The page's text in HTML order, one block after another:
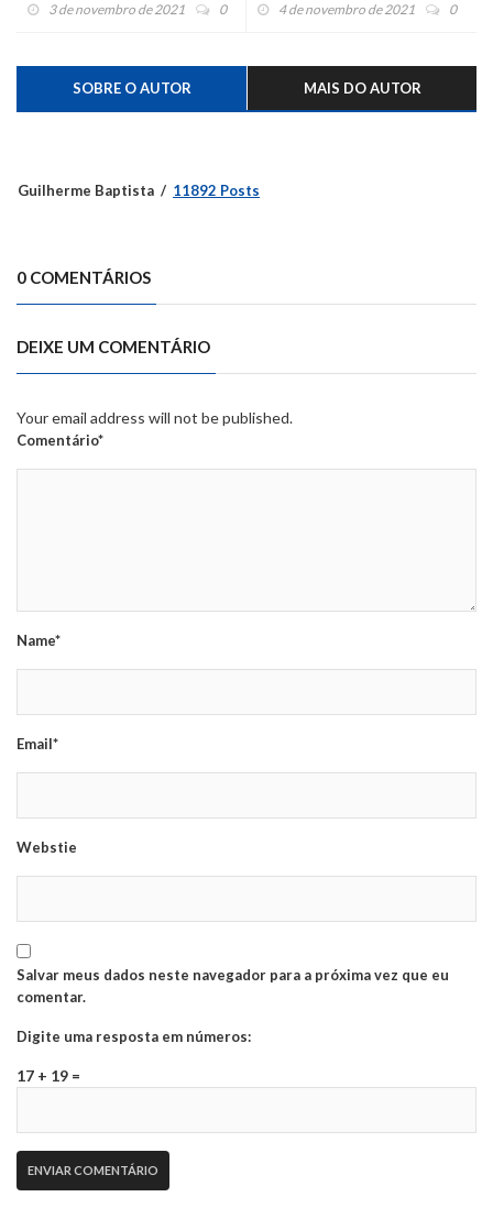
3 de novembro de 2021 0 4 de novembro de 2021 0
SOBRE O AUTOR MAIS DO AUTOR
Guilherme Baptista 11892 Posts
0 COMENTÁRIOS
DEIXE UM COMENTÁRIO
Your email address will not be published.
Comentário*
Name*
Email*
Webstie
Salvar meus dados neste navegador para a próxima vez que eu
comentar.
Digite uma resposta em números:
17 + 19 =